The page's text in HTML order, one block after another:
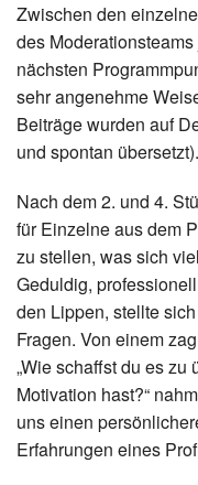
Zwischen den
des
nächsten
sehr angenehme
Beiträge wurden auf
und spontan übersetzt).
Nach dem 2. und 4.
für Einzelne aus dem
zu stellen, was sich
Geduldig,
den Lippen, stellte
Fragen. Von einem
„Wie schaffst du es
Motivation hast?“
uns einen
Erfahrungen eines